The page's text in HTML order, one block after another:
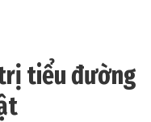
tiểu đường